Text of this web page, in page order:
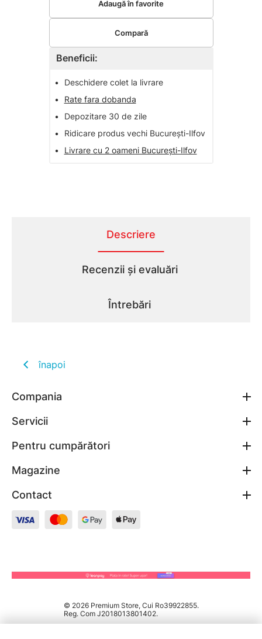
Beneficii:
•
Deschidere colet la livrare
•
Rate fara dobanda
•
Depozitare 30 de zile
•
Ridicare produs vechi București-Ilfov
•
Livrare cu 2 oameni București-Ilfov
Adaugă în favorite
Compară
Descriere
Recenzii și evaluări
Întrebări
înapoi
Compania
Servicii
Pentru cumpărători
Magazine
Contact
© 2026 Premium Store, Cui Ro39922855.
Reg. Com J2018013801402.